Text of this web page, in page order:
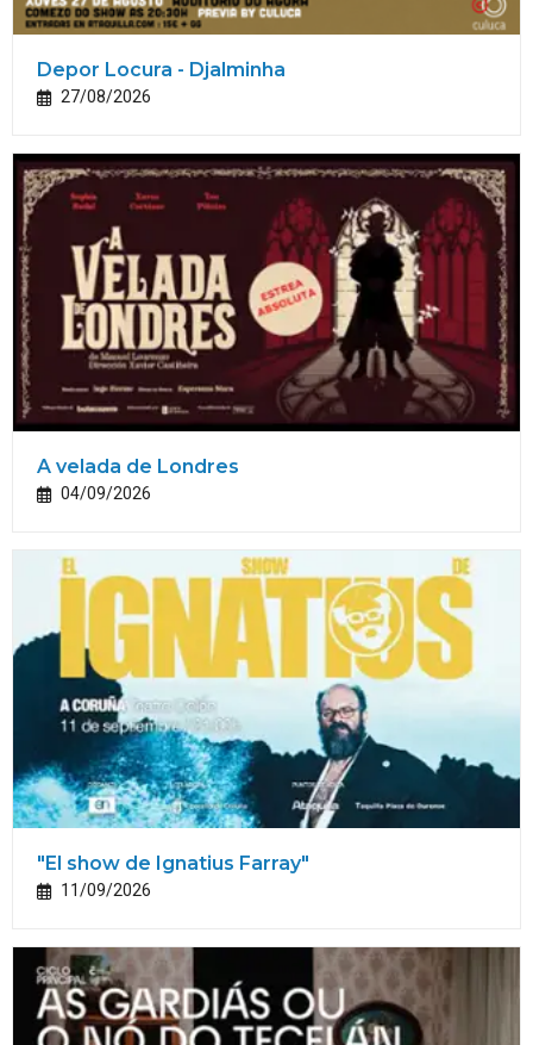
Depor Locura - Djalminha
27/08/2026
A velada de Londres
04/09/2026
"El show de Ignatius Farray"
11/09/2026